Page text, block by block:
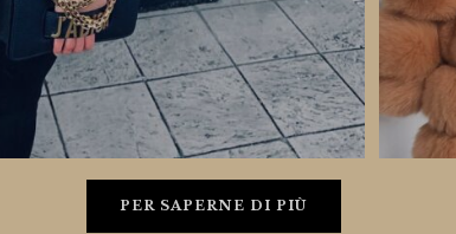
PER SAPERNE DI PIÙ